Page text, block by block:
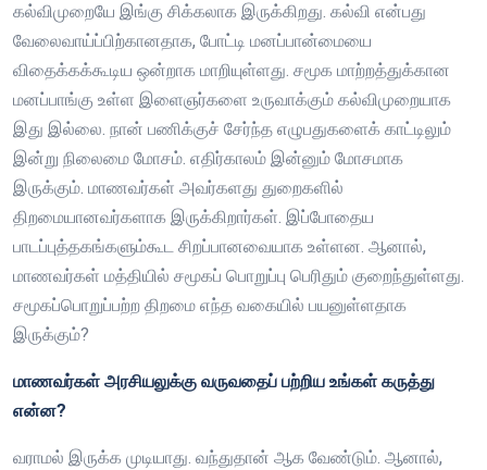
கல்விமுறையே இங்கு சிக்கலாக இருக்கிறது. கல்வி என்பது
வேலைவாய்ப்பிற்கானதாக, போட்டி மனப்பான்மையை
விதைக்கக்கூடிய ஒன்றாக மாறியுள்ளது. சமூக மாற்றத்துக்கான
மனப்பாங்கு உள்ள இளைஞர்களை உருவாக்கும் கல்விமுறையாக
இது இல்லை. நான் பணிக்குச் சேர்ந்த எழுபதுகளைக் காட்டிலும்
இன்று நிலைமை மோசம். எதிர்காலம் இன்னும் மோசமாக
இருக்கும். மாணவர்கள் அவர்களது துறைகளில்
திறமையானவர்களாக இருக்கிறார்கள். இப்போதைய
பாடப்புத்தகங்களும்கூட சிறப்பானவையாக உள்ளன. ஆனால்,
மாணவர்கள் மத்தியில் சமூகப் பொறுப்பு பெரிதும் குறைந்துள்ளது.
சமூகப்பொறுப்பற்ற திறமை எந்த வகையில் பயனுள்ளதாக
இருக்கும்?
மாணவர்கள் அரசியலுக்கு வருவதைப் பற்றிய உங்கள் கருத்து
என்ன?
வராமல் இருக்க முடியாது. வந்துதான் ஆக வேண்டும். ஆனால்,